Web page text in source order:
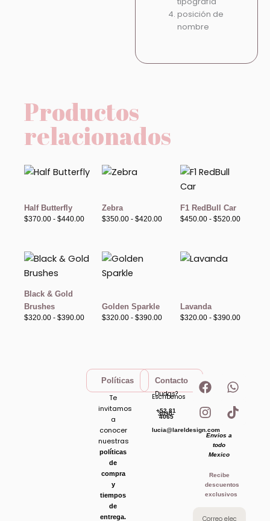
posición de
nombre
Productos
relacionados
Half Butterfly
$370.00 - $440.00
Rango
de
$370.00
$440.00
Zebra
$350.00 - $420.00
Rango
precios:
$350.00
$420.00
F1 RedBull Car
$450.00 - $520.00$520.00
Black & Gold
Brushes
$320.00 - $390.00
Rango
de
precios:
$390.00Golden Sparkle
$320.00 - $390.00
Rango
$390.00Lavanda
$320.00 - $390.00
Políticas
Te
invitamos
a
conocer
nuestras
políticas
de
compra
y
tiempos
de
entrega.
Contacto
Dudas?
Escribenos
+52 81
3090-
4065
lucia@lareldesign.com
F
a
c
e
b
o
o
k
W
h
a
t
I
n
s
t
a
g
r
a
m
T
i
k
t
Envios a
todo
Mexico
Recibe
descuentos
exclusivos